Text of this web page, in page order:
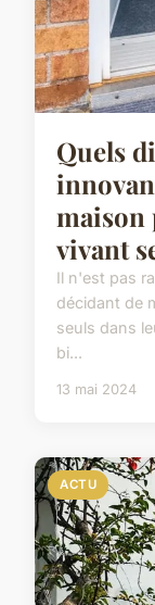
Quels
maison
vivant
Il n'est pas
décidant de
seuls dans
bi...
13 mai 2024
ACTU